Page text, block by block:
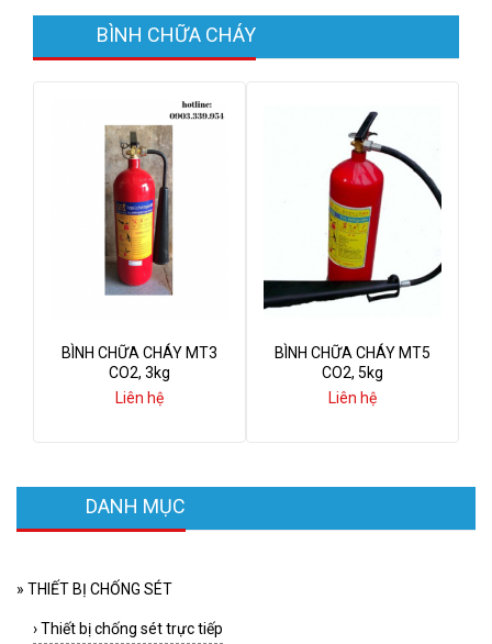
BÌNH CHỮA CHÁY
BÌNH CHỮA CHÁY MT3
CO2, 3kg
Liên hệ
BÌNH CHỮA CHÁY MT5
CO2, 5kg
Liên hệ
DANH MỤC
» THIẾT BỊ CHỐNG SÉT
›Thiết bị chống sét trực tiếp